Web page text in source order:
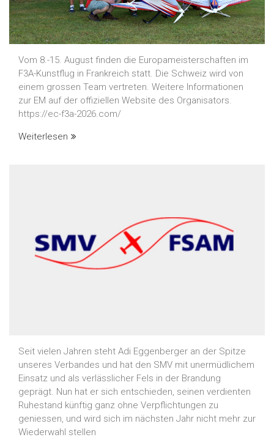
Vom 8.-15. August finden die Europameisterschaften im
F3A-Kunstflug in Frankreich statt. Die Schweiz wird von
einem grossen Team vertreten. Weitere Informationen
zur EM auf der offiziellen Website des Organisators.
https://ec-f3a-2026.com/
Weiterlesen
Seit vielen Jahren steht Adi Eggenberger an der Spitze
unseres Verbandes und hat den SMV mit unermüdlichem
Einsatz und als verlässlicher Fels in der Brandung
geprägt. Nun hat er sich entschieden, seinen verdienten
Ruhestand künftig ganz ohne Verpflichtungen zu
geniessen, und wird sich im nächsten Jahr nicht mehr zur
Wiederwahl stellen